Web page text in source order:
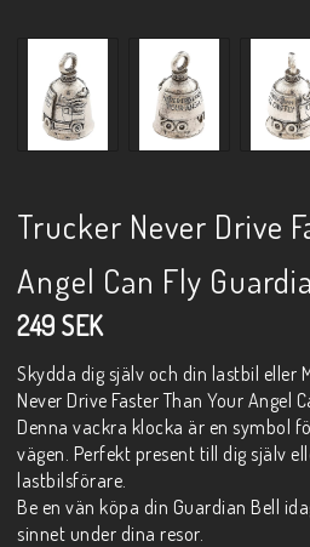
Trucker Never Drive
Angel Can Fly
249 SEK
Skydda dig själv och din lastbil eller
Never Drive Faster Than Your Angel
Denna vackra klocka är en symbol
vägen. Perfekt present till dig själv
lastbilsförare.
Be en vän köpa din Guardian Bell
sinnet under dina resor.